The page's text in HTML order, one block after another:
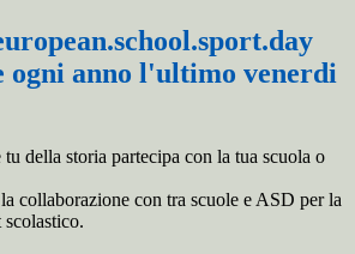
ogni anno l'ultimo venerdi
tu della storia partecipa con la tua scuola o
collaborazione con tra scuole e ASD per la